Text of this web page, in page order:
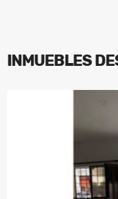
INMUEBLES